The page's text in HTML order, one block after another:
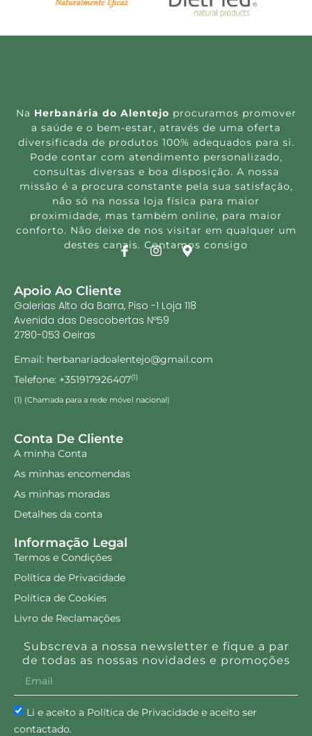
Na Herbanária do Alentejo procuramos promover
a saúde e o bem-estar, através de uma oferta
diversificada de produtos 100% adequados para si.
Pode contar com atendimento personalizado,
consultas diversas e boa disposição. A nossa
missão é a procura constante pela sua satisfação,
não só na nossa loja física para maior
proximidade, mas também online, para maior
conforto. Não deixe de nos visitar em qualquer um
destes canais. Contamos consigo
Apoio Ao Cliente
Galerias Alto da Barra, Piso -1 Loja 118
Avenida das Descobertas Nº59
2780-053 Oeiras
Email: herbanariadoalentejo@gmail.com
Telefone: +351917926407(1)
(1) (Chamada para a rede móvel nacional)
Conta De Cliente
A minha Conta
As minhas encomendas
As minhas moradas
Detalhes da conta
Informação Legal
Termos e Condições
Política de Privacidade
Política de Cookies
Livro de Reclamações
Subscreva a nossa newsletter e fique a par
de todas as nossas novidades e promoções
Li e aceito a Política de Privacidade e aceito ser
contactado.